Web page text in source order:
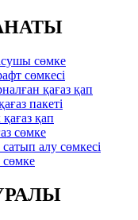
сөмке
сөмкесі
қағаз қап
пакеті
қағаз қап
сөмке
алу сөмкесі